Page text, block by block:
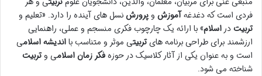
فردی است که دغدغهآموزش وپرورشنسل های آینده را دارد. «تعلیم و
تربیتدر اسلام» با ارائه یک چارچوب فکری منسجم و عملی، راهنمایی
ارزشمند برای طراحی برنامه هایتربیتی موثر و متناسب بااندیشهاسلامی
است و به عنوان یکی از آثار کلاسیک در حوزهفکر زماناسلامی وتربیت
شناخته می شود.